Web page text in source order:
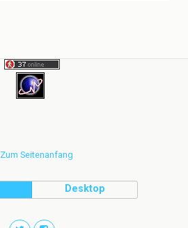
Zum Seitenanfang
Desktop